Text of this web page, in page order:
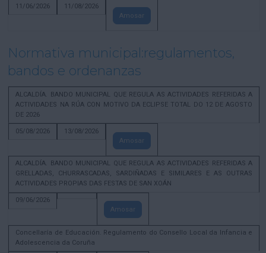
11/06/2026
11/08/2026
Amosar
Normativa municipal:regulamentos,
bandos e ordenanzas
ALCALDÍA. BANDO MUNICIPAL QUE REGULA AS ACTIVIDADES REFERIDAS A
ACTIVIDADES NA RÚA CON MOTIVO DA ECLIPSE TOTAL DO 12 DE AGOSTO
DE 2026
05/08/2026
13/08/2026
Amosar
ALCALDÍA. BANDO MUNICIPAL QUE REGULA AS ACTIVIDADES REFERIDAS A
GRELLADAS, CHURRASCADAS, SARDIÑADAS E SIMILARES E AS OUTRAS
ACTIVIDADES PROPIAS DAS FESTAS DE SAN XOÁN
09/06/2026
Amosar
Concellaría de Educación. Regulamento do Consello Local da Infancia e
Adolescencia da Coruña